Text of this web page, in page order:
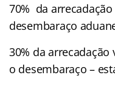
70% da
desembaraço
30% da
o desembaraço –